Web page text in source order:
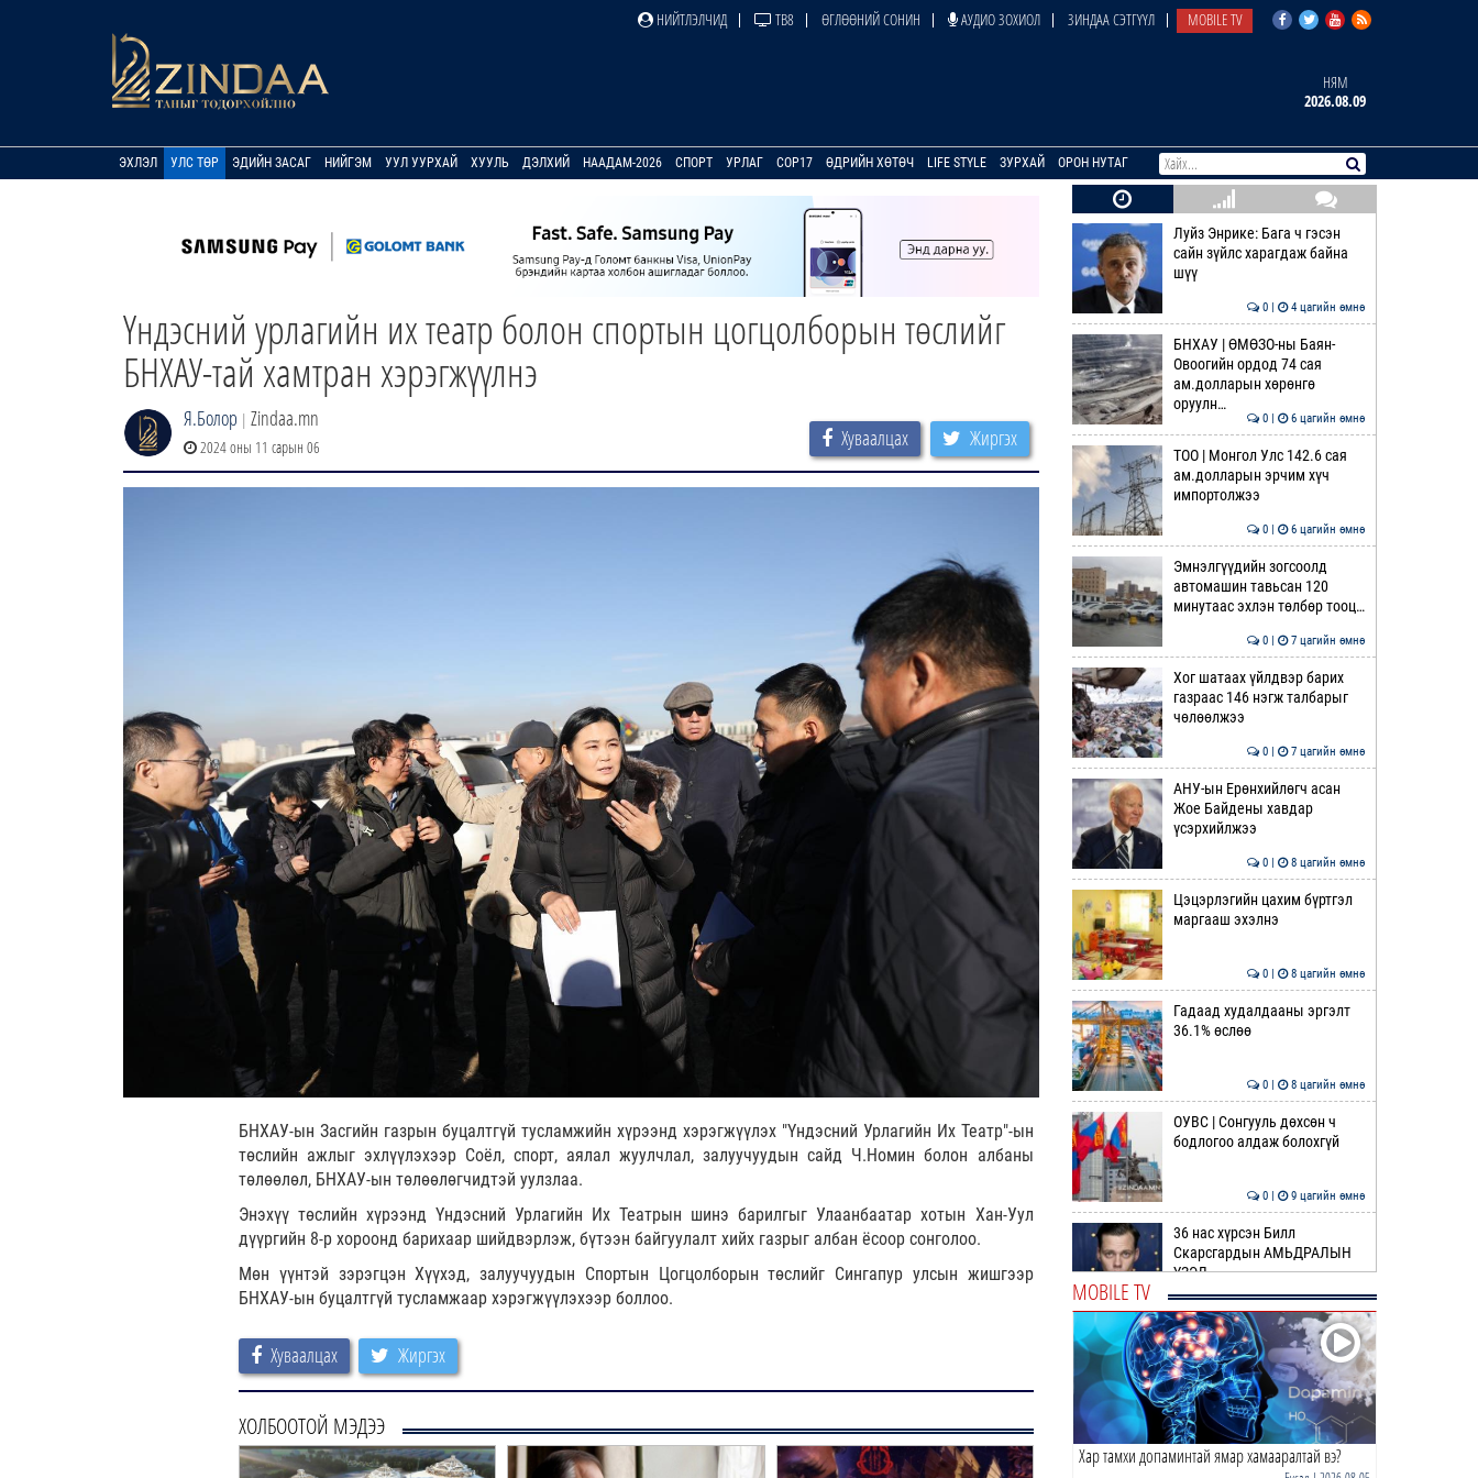
НИЙТЛЭЛЧИД ТВ8 ӨГЛӨӨНИЙ СОНИН АУДИО ЗОХИОЛ ЗИНДАА СЭТГҮҮЛ MOBILE TV
НЯМ
2026.08.09
ЭХЛЭЛ УЛС ТӨР ЭДИЙН ЗАСАГ НИЙГЭМ УУЛ УУРХАЙ ХУУЛЬ ДЭЛХИЙ НААДАМ-2026 СПОРТ УРЛАГ COP17 ӨДРИЙН ХӨТӨЧ LIFE STYLE ЗУРХАЙ ОРОН НУТАГ
Үндэсний урлагийн их театр болон спортын цогцолборын төслийг
БНХАУ-тай хамтран хэрэгжүүлнэ
Я.Болор | Zindaa.mn
2024 оны 11 сарын 06 Хуваалцах Жиргэх
БНХАУ-ын Засгийн газрын буцалтгүй тусламжийн хүрээнд хэрэгжүүлэх "Үндэсний Урлагийн Их Театр"-ын
төслийн ажлыг эхлүүлэхээр Соёл, спорт, аялал жуулчлал, залуучуудын сайд Ч.Номин болон албаны
төлөөлөл, БНХАУ-ын төлөөлөгчидтэй уулзлаа.
Энэхүү төслийн хүрээнд Үндэсний Урлагийн Их Театрын шинэ барилгыг Улаанбаатар хотын Хан-Уул
дүүргийн 8-р хороонд барихаар шийдвэрлэж, бүтээн байгуулалт хийх газрыг албан ёсоор сонголоо.
Мөн үүнтэй зэрэгцэн Хүүхэд, залуучуудын Спортын Цогцолборын төслийг Сингапур улсын жишгээр
БНХАУ-ын буцалтгүй тусламжаар хэрэгжүүлэхээр боллоо.
Хуваалцах Жиргэх
ХОЛБООТОЙ МЭДЭЭ
Луйз Энрике: Бага ч гэсэн
сайн зүйлс харагдаж байна
шүү
0 | 4 цагийн өмнө
БНХАУ | ӨМӨЗО-ны Баян-
Овоогийн ордод 74 сая
ам.долларын хөрөнгө
оруулн…
0 | 6 цагийн өмнө
ТОО | Монгол Улс 142.6 сая
ам.долларын эрчим хүч
импортолжээ
0 | 6 цагийн өмнө
Эмнэлгүүдийн зогсоолд
автомашин тавьсан 120
минутаас эхлэн төлбөр тооц…
0 | 7 цагийн өмнө
Хог шатаах үйлдвэр барих
газраас 146 нэгж талбарыг
чөлөөлжээ
0 | 7 цагийн өмнө
АНУ-ын Ерөнхийлөгч асан
Жое Байдены хавдар
үсэрхийлжээ
0 | 8 цагийн өмнө
Цэцэрлэгийн цахим бүртгэл
маргааш эхэлнэ
0 | 8 цагийн өмнө
Гадаад худалдааны эргэлт
36.1% өслөө
0 | 8 цагийн өмнө
ОУВС | Сонгууль дөхсөн ч
бодлогоо алдаж болохгүй
0 | 9 цагийн өмнө
36 нас хүрсэн Билл
Скарсгардын АМЬДРАЛЫН
ҮЗЭЛ
ӨРНИЙН ЗУРХАЙ |
Жинлүүрийнхний бүтээлч
байдал нэмэгдэнэ
0 | 11 цагийн өмнө
ӨГЛӨӨНИЙ МЭНД!
MOBILE TV
Хар тамхи допаминтай ямар хамааралтай вэ?